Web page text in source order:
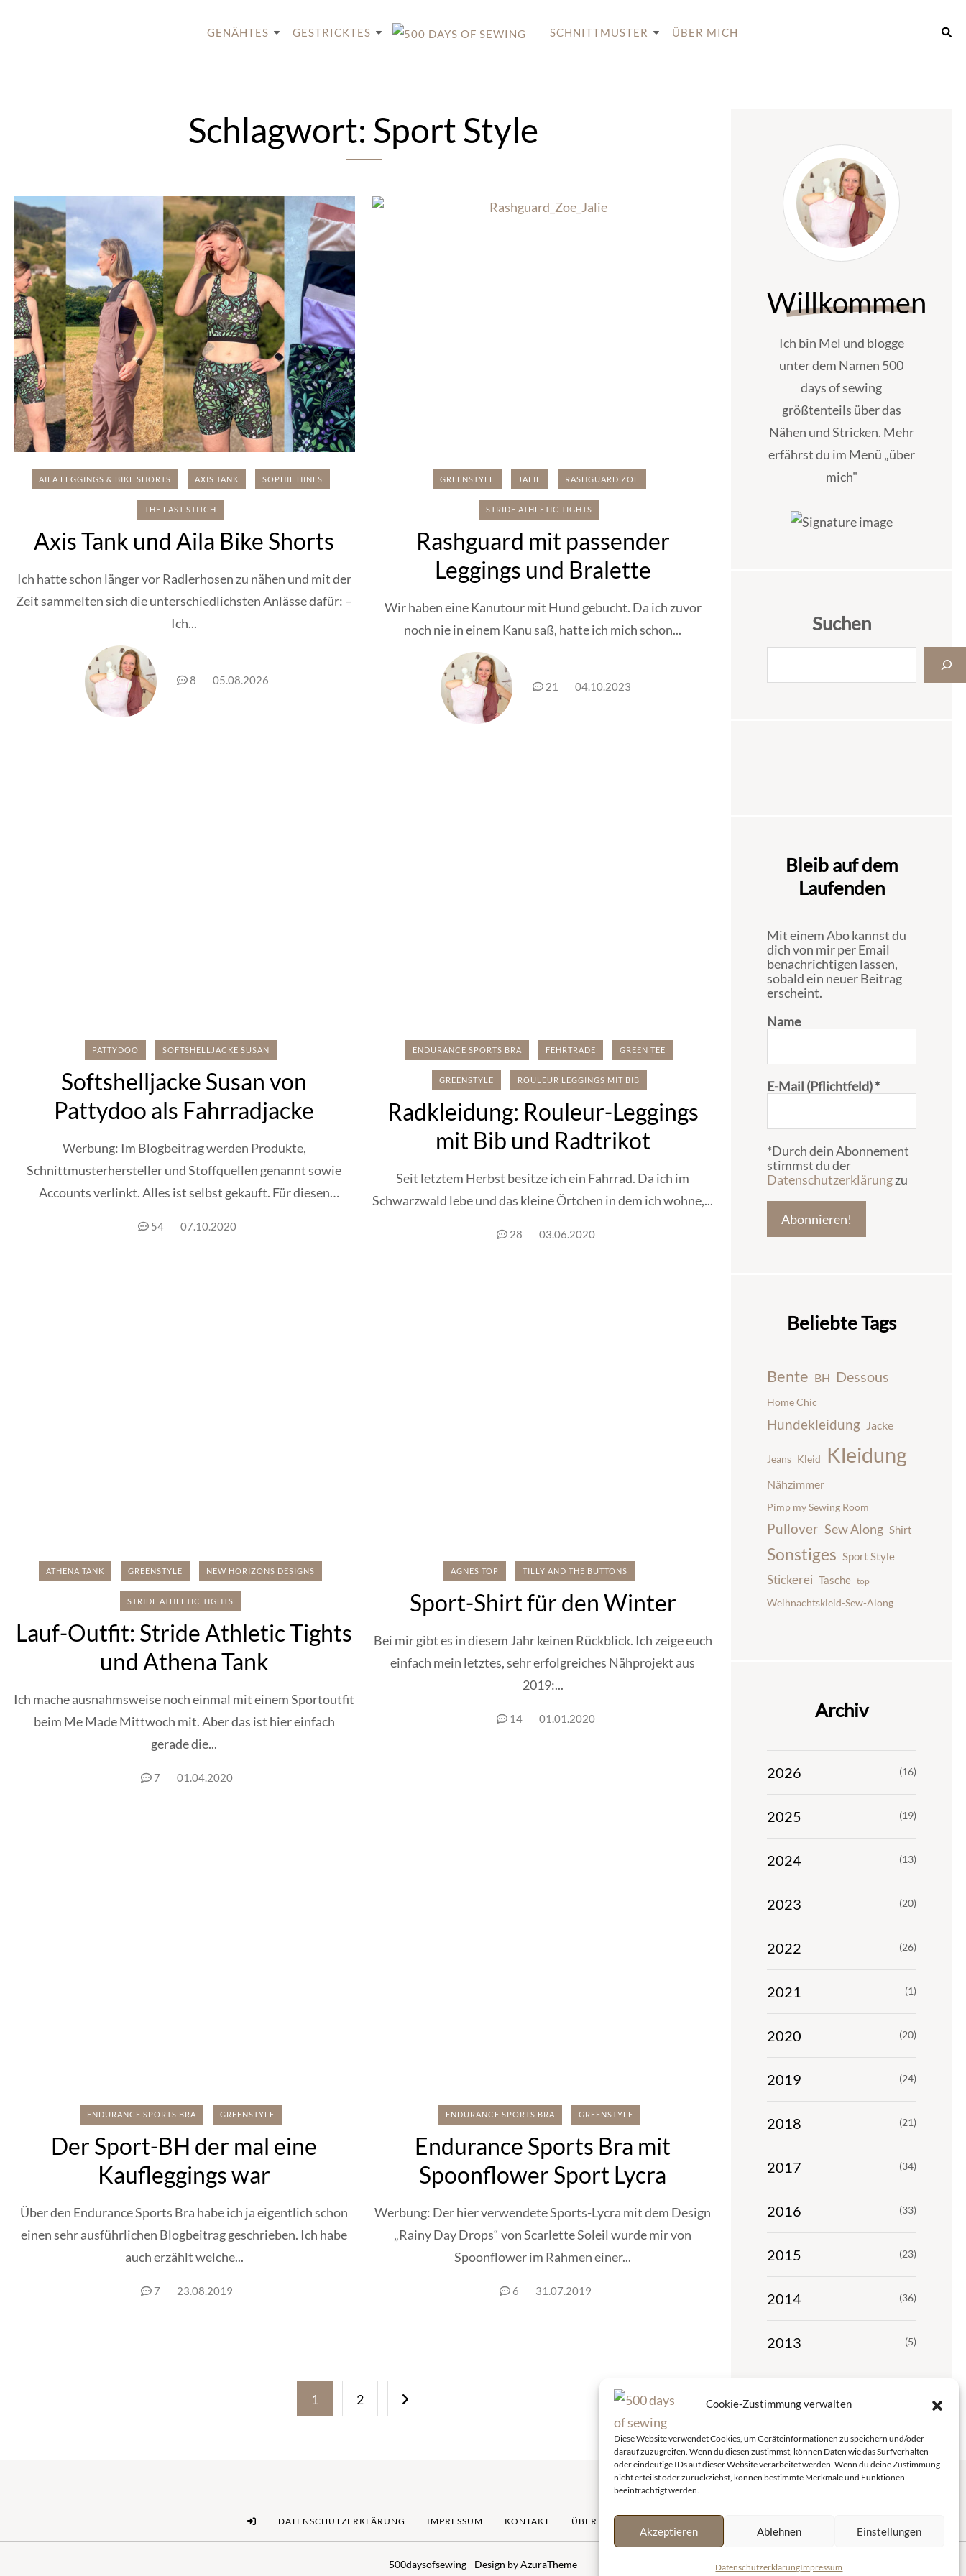
Cookie-Zustimmung verwalten
Diese Website verwendet Cookies, um Geräteinformationen zu speichern und/oder
darauf zuzugreifen. Wenn du diesen zustimmst, können Daten wie das Surfverhalten
oder eindeutige IDs auf dieser Website verarbeitet werden. Wenn du deine Zustimmung
nicht erteilst oder zurückziehst, können bestimmte Merkmale und Funktionen
beeinträchtigt werden.
Akzeptieren Ablehnen Einstellungen
DatenschutzerklärungImpressum
GENÄHTES GESTRICKTES SCHNITTMUSTER ÜBER MICH
Schlagwort: Sport Style
AILA LEGGINGS & BIKE SHORTS AXIS TANK SOPHIE HINES
THE LAST STITCH
Axis Tank und Aila Bike Shorts
Ich hatte schon länger vor Radlerhosen zu nähen und mit der
Zeit sammelten sich die unterschiedlichsten Anlässe dafür: –
Ich...
8 05.08.2026
GREENSTYLE JALIE RASHGUARD ZOE
STRIDE ATHLETIC TIGHTS
Rashguard mit passender
Leggings und Bralette
Wir haben eine Kanutour mit Hund gebucht. Da ich zuvor
noch nie in einem Kanu saß, hatte ich mich schon...
21 04.10.2023
PATTYDOO SOFTSHELLJACKE SUSAN
Softshelljacke Susan von
Pattydoo als Fahrradjacke
Werbung: Im Blogbeitrag werden Produkte,
Schnittmusterhersteller und Stoffquellen genannt sowie
Accounts verlinkt. Alles ist selbst gekauft. Für diesen
54 07.10.2020
ENDURANCE SPORTS BRA FEHRTRADE GREEN TEE
GREENSTYLE ROULEUR LEGGINGS MIT BIB
Radkleidung: Rouleur-Leggings
mit Bib und Radtrikot
Seit letztem Herbst besitze ich ein Fahrrad. Da ich im
Schwarzwald lebe und das kleine Örtchen in dem ich wohne,...
28 03.06.2020
ATHENA TANK GREENSTYLE NEW HORIZONS DESIGNS
STRIDE ATHLETIC TIGHTS
Lauf-Outfit: Stride Athletic Tights
und Athena Tank
Ich mache ausnahmsweise noch einmal mit einem Sportoutfit
beim Me Made Mittwoch mit. Aber das ist hier einfach
gerade die...
7 01.04.2020
AGNES TOP TILLY AND THE BUTTONS
Sport-Shirt für den Winter
Bei mir gibt es in diesem Jahr keinen Rückblick. Ich zeige euch
einfach mein letztes, sehr erfolgreiches Nähprojekt aus
2019:...
14 01.01.2020
ENDURANCE SPORTS BRA GREENSTYLE
Der Sport-BH der mal eine
Kaufleggings war
Über den Endurance Sports Bra habe ich ja eigentlich schon
einen sehr ausführlichen Blogbeitrag geschrieben. Ich habe
auch erzählt welche...
7 23.08.2019
ENDURANCE SPORTS BRA GREENSTYLE
Endurance Sports Bra mit
Spoonflower Sport Lycra
Werbung: Der hier verwendete Sports-Lycra mit dem Design
„Rainy Day Drops“ von Scarlette Soleil wurde mir von
Spoonflower im Rahmen einer...
6 31.07.2019
Seitennummerierung
der
1 2
Willkommen
Ich bin Mel und blogge
unter dem Namen 500
days of sewing
größtenteils über das
Nähen und Stricken. Mehr
erfährst du im Menü „über
mich"
Suchen
Bleib auf dem
Laufenden
Mit einem Abo kannst du
dich von mir per Email
benachrichtigen lassen,
sobald ein neuer Beitrag
erscheint.
Name
E-Mail (Pflichtfeld)*
*Durch dein Abonnement
stimmst du der
Datenschutzerklärungzu
Beliebte Tags
Bente BH Dessous
Home Chic
Hundekleidung Jacke
Jeans Kleid Kleidung
Nähzimmer
Pimp my Sewing Room
Pullover Sew Along Shirt
Sonstiges Sport Style
Stickerei Tasche top
Weihnachtskleid-Sew-Along
Archiv
2026 (16)
2025 (19)
2024 (13)
2023 (20)
2022 (26)
2021 (1)
2020 (20)
2019 (24)
2018 (21)
2017 (34)
2016 (33)
2015 (23)
2014 (36)
2013 (5)
DATENSCHUTZERKLÄRUNG IMPRESSUM KONTAKT ÜBER MICH
500daysofsewing - Design by AzuraTheme